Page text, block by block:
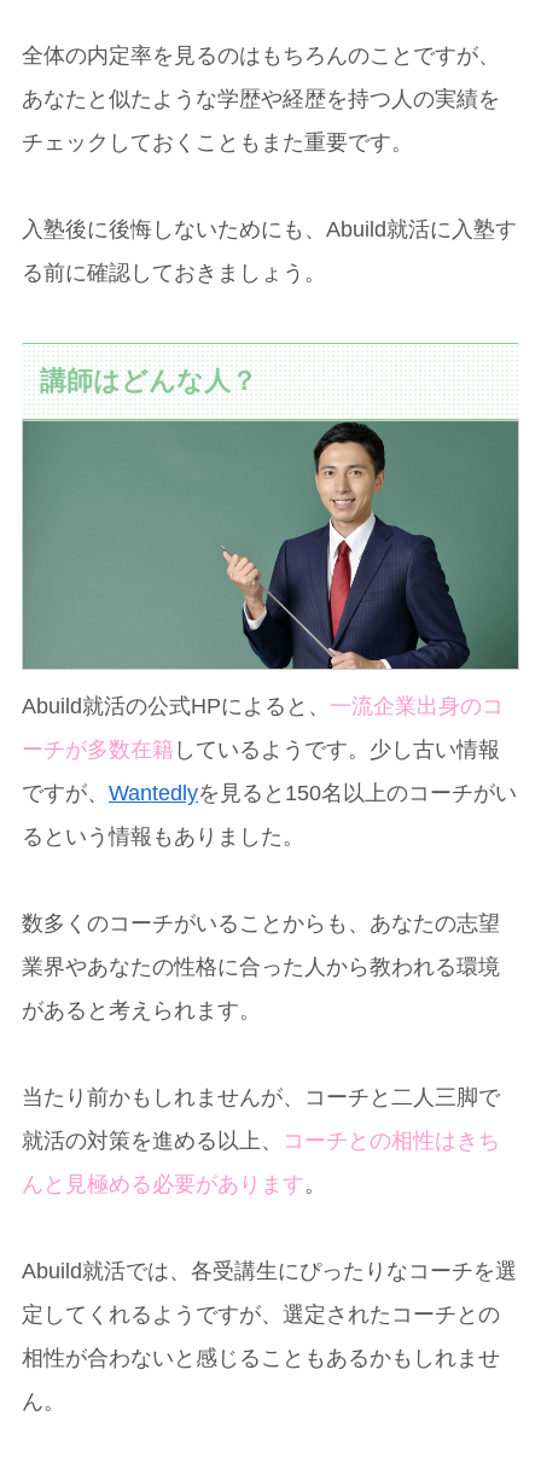
全体の内定率を見るのはもちろんのことですが、
あなたと似たような学歴や経歴を持つ人の実績を
チェックしておくこともまた重要です。
入塾後に後悔しないためにも、Abuild就活に入塾す
る前に確認しておきましょう。
講師はどんな人？
Abuild就活の公式HPによると、 一流企業出身のコ
ーチが多数在籍 しているようです。少し古い情報
ですが、 Wantedlyを見ると150名以上のコーチがい
るという情報もありました。
数多くのコーチがいることからも、あなたの志望
業界やあなたの性格に合った人から教われる環境
があると考えられます。
当たり前かもしれませんが、コーチと二人三脚で
就活の対策を進める以上、
コーチとの相性はきち
んと見極める必要があります。
Abuild就活では、各受講生にぴったりなコーチを選
定してくれるようですが、選定されたコーチとの
相性が合わないと感じることもあるかもしれませ
ん。